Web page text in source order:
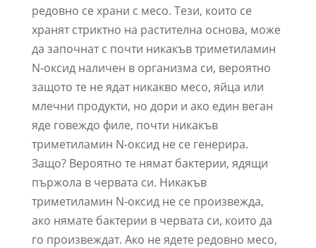
редовно се храни с месо. Тези, които се
хранят стриктно на растителна основа, може
да започнат с почти никакъв триметиламин
N-оксид наличен в организма си, вероятно
защото те не ядат никакво месо, яйца или
млечни продукти, но дори и ако един веган
яде говеждо филе, почти никакъв
триметиламин N-оксид не се генерира.
Защо? Вероятно те нямат бактерии, ядящи
пържола в червата си. Никакъв
триметиламин N-оксид не се произвежда,
ако нямате бактерии в червата си, които да
го произвеждат. Ако не ядете редовно месо,